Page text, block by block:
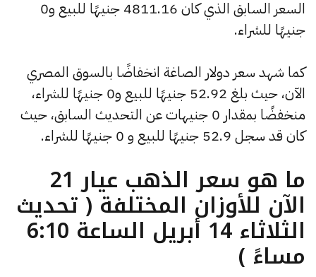
السعر السابق الذي كان 4811.16 جنيهًا للبيع و0
جنيهًا للشراء.
كما شهد سعر دولار الصاغة انخفاضًا بالسوق المصري
الآن، حيث بلغ 52.92 جنيهًا للبيع و0 جنيهًا للشراء،
منخفضًا بمقدار 0 جنيهات عن التحديث السابق، حيث
كان قد سجل 52.9 جنيهًا للبيع و 0 جنيهًا للشراء.
ما هو سعر الذهب عيار 21
الآن للأوزان المختلفة ( تحديث
الثلاثاء 14 أبريل الساعة 6:10
مساءً )